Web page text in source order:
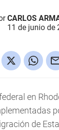
CARLOS
11 de junio de
en
de